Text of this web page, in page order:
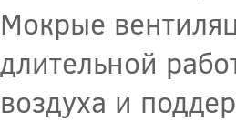
Мокрые
длительной
воздуха и